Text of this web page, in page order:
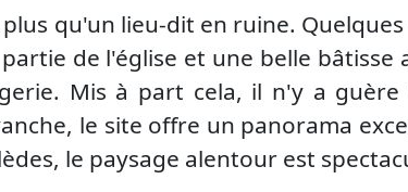
qu'un lieu-dit en ruine.
de l'église et une belle bâtisse
Mis à part cela, il n'y a guère
le site offre un panorama
le paysage alentour est